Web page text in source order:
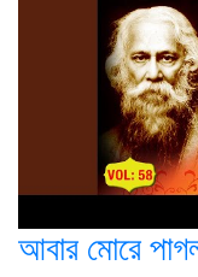
আবার মোরে